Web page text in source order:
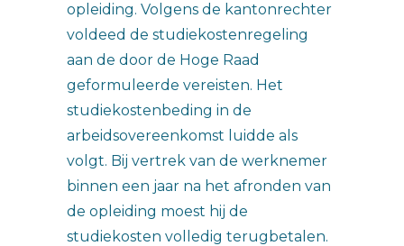
opleiding. Volgens de kantonrechter
voldeed de studiekostenregeling
aan de door de Hoge Raad
geformuleerde vereisten. Het
studiekostenbeding in de
arbeidsovereenkomst luidde als
volgt. Bij vertrek van de werknemer
binnen een jaar na het afronden van
de opleiding moest hij de
studiekosten volledig terugbetalen.